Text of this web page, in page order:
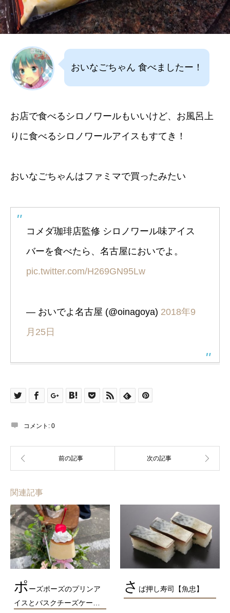
おいなごちゃん 食べましたー！
お店で食べるシロノワールもいいけど、お風呂上
りに食べるシロノワールアイスもすてき！
おいなごちゃんはファミマで買ったみたい
コメダ珈琲店監修 シロノワール味アイス
バーを食べたら、名古屋においでよ。
pic.twitter.com/H269GN95Lw
— おいでよ名古屋 (@oinagoya) 2018年9
月25日
コメント: 0
関連記事
ポーズポーズのプリンア
イスとバスクチーズケー…
さ ば押し寿司【魚忠】